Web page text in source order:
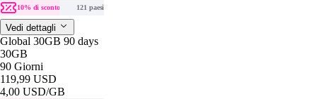
10% di sconto 121 paesi
Vedi dettagli
Global 30GB 90 days
30GB
90 Giorni
119,99 USD
4,00 USD/GB